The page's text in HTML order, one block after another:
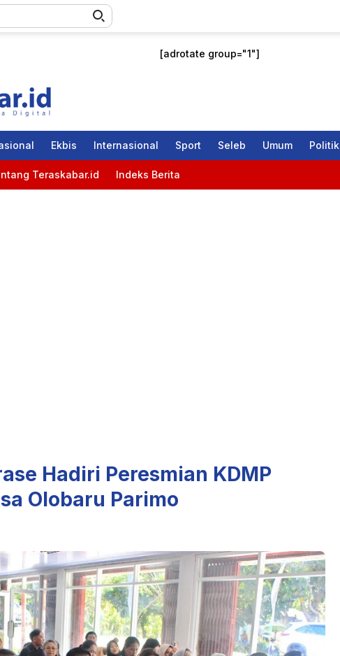
[adrotate group="1"]
Ekbis Internasional Sport Seleb Umum Politik
Teraskabar.id Indeks Berita
Hadiri Peresmian KDMP
Olobaru Parimo